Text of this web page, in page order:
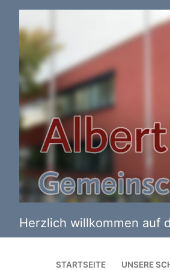
springen
Herzlich willkommen auf
STARTSEITE UNSERE